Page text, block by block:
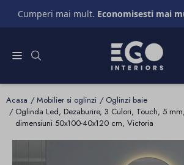
Cumperi mai mult. Economisesti mai
Acasa Mobilier si oglinzi
Oglinzi baie
Oglinda Led, Dezaburire, 3 Culori, Touch, 5
dimensiuni 50x100-40x120 cm, Victoria